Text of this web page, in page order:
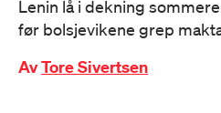
Lenin lå i dekning
før bolsjevikene grep
AvTore Sivertsen